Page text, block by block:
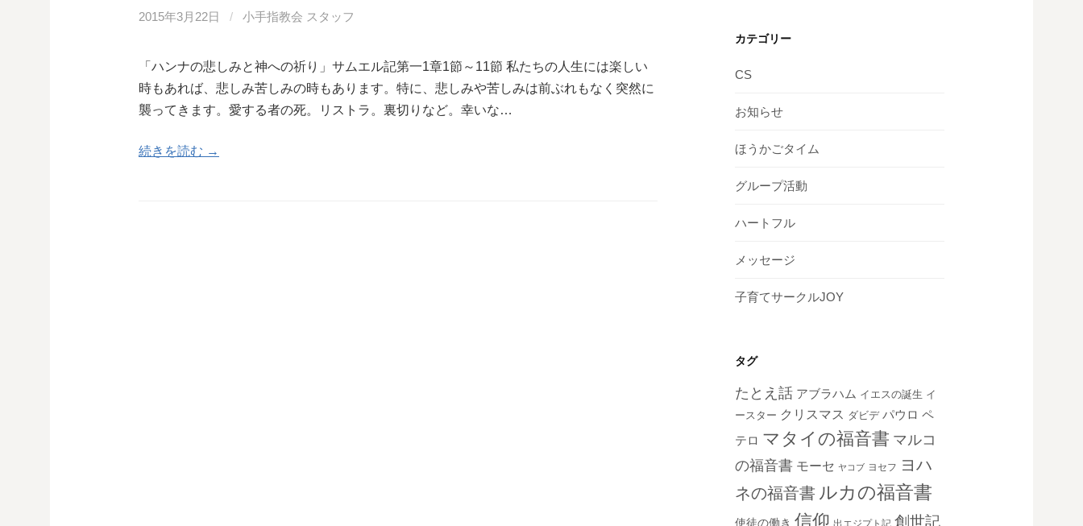
2015年3月22日 / 小手指教会 スタッフ
「ハンナの悲しみと神への祈り」サムエル記第一1章1節～11節 私たちの人生には楽しい
時もあれば、悲しみ苦しみの時もあります。特に、悲しみや苦しみは前ぶれもなく突然に
襲ってきます。愛する者の死。リストラ。裏切りなど。幸いな…
続きを読む →
カテゴリー
CS
お知らせ
ほうかごタイム
グループ活動
ハートフル
メッセージ
子育てサークルJOY
タグ
たとえ話 アブラハム イエスの誕生 イ
ースター クリスマス ダビデ パウロ ペ
テロ マタイの福音書 マルコ
の福音書 モーセ ヤコブ ヨセフ ヨハ
ネの福音書 ルカの福音書
使徒の働き 信仰 出エジプト記 創世記